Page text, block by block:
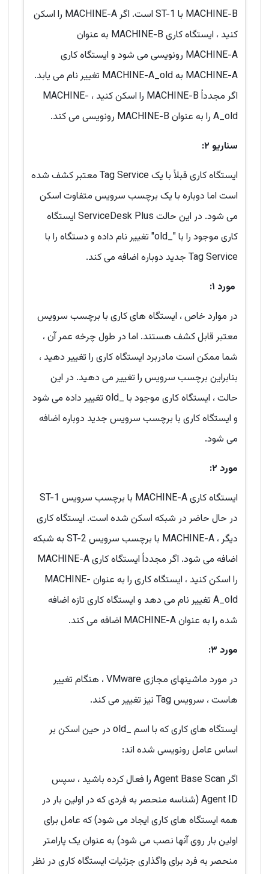
MACHINE-B با ST-1 است. اگر MACHINE-A را اسکن
کنید ، ایستگاه کاری MACHINE-B به عنوان
MACHINE-A رونویسی می شود و ایستگاه کاری
MACHINE-A به MACHINE-A_old تغییر نام می یابد.
اگر مجدداً MACHINE-B را اسکن کنید ، MACHINE-
A_old را به عنوان MACHINE-B رونویسی می کند.
سناریو ۲:
ایستگاه کاری قبلاً با یک Tag Service معتبر کشف شده
است اما دوباره با یک برچسب سرویس متفاوت اسکن
می شود. در این حالت ServiceDesk Plus ایستگاه
کاری موجود را با "_old" تغییر نام داده و دستگاه را با
Tag Service جدید دوباره اضافه می کند.
مورد ۱:
در موارد خاص ، ایستگاه های کاری با برچسب سرویس
معتبر قابل کشف هستند. اما در طول چرخه عمر آن ،
شما ممکن است مادربرد ایستگاه کاری را تغییر دهید ،
بنابراین برچسب سرویس را تغییر می دهید. در این
حالت ، ایستگاه کاری موجود با _old تغییر داده می شود
و ایستگاه کاری با برچسب سرویس جدید دوباره اضافه
می شود.
مورد ۲:
ایستگاه کاری MACHINE-A با برچسب سرویس ST-1
در حال حاضر در شبکه اسکن شده است. ایستگاه کاری
دیگر ، MACHINE-A با برچسب سرویس ST-2 به شبکه
اضافه می شود. اگر مجدداً ایستگاه کاری MACHINE-A
را اسکن کنید ، ایستگاه کاری را به عنوان MACHINE-
A_old تغییر نام می دهد و ایستگاه کاری تازه اضافه
شده را به عنوان MACHINE-A اضافه می کند.
مورد ۳:
در مورد ماشینهای مجازی VMware ، هنگام تغییر
هاست ، سرویس Tag نیز تغییر می کند.
ایستگاه های کاری که با اسم _old در حین اسکن بر
اساس عامل رونویسی شده اند:
اگر Agent Base Scan را فعال کرده باشید ، سپس
Agent ID (شناسه منحصر به فردی که در اولین بار در
همه ایستگاه های کاری ایجاد می شود) که عامل برای
اولین بار روی آنها نصب می شود) به عنوان یک پارامتر
منحصر به فرد برای واگذاری جزئیات ایستگاه کاری در نظر